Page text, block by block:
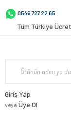
0546 727 22 65
Tüm Türkiye
Giriş Yap
veya Üye Ol